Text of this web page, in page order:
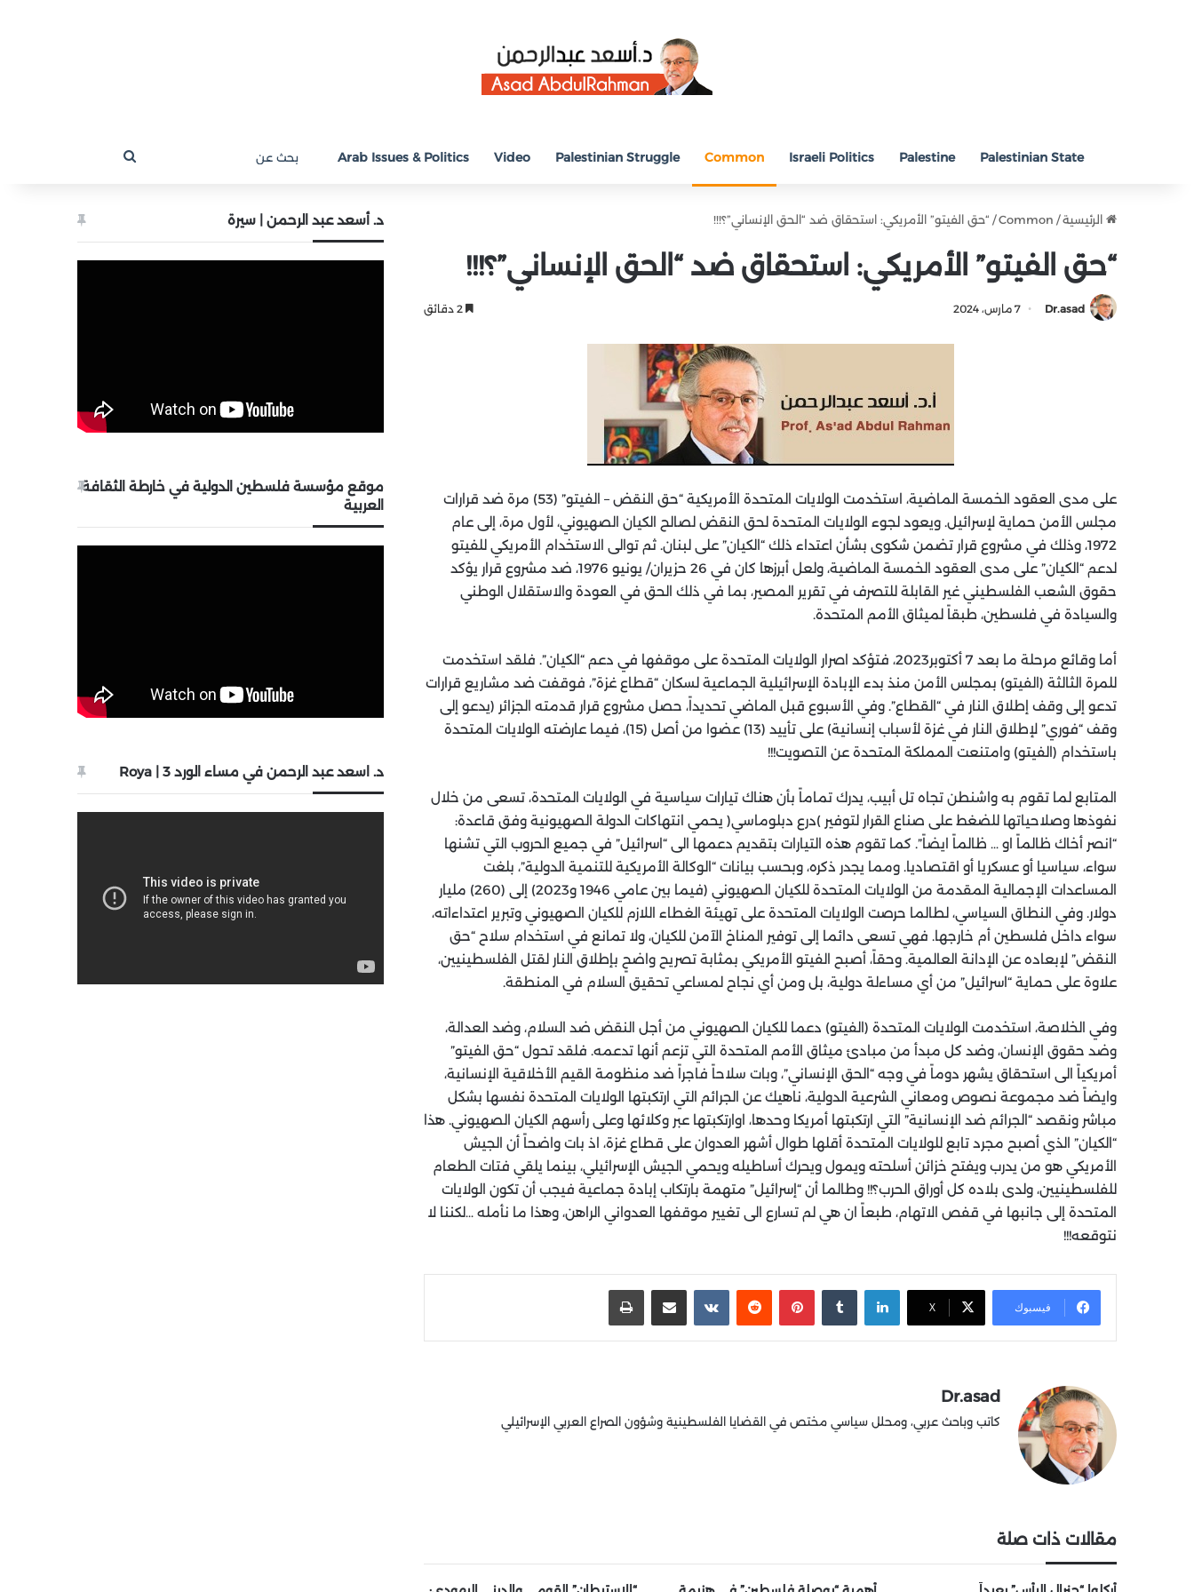
Palestinian State
Palestine
Israeli Politics
Common
Palestinian Struggle
Video
Arab Issues & Politics
الرئيسية/
Common
/ “حق الفيتو” الأمريكي: استحقاق ضد “الحق الإنساني”؟!!!
“حق الفيتو” الأمريكي: استحقاق ضد “الحق الإنساني”؟!!!
Dr.asad 7 مارس، 2024
على مدى العقود الخمسة الماضية، استخدمت الولايات المتحدة الأمريكية “حق النقض – الفيتو” (53) مرة ضد قرارات
مجلس الأمن حماية لإسرائيل. ويعود لجوء الولايات المتحدة لحق النقض لصالح الكيان الصهيوني، لأول مرة، إلى عام
1972، وذلك في مشروع قرار تضمن شكوى بشأن اعتداء ذلك “الكيان” على لبنان. ثم توالى الاستخدام الأمريكي للفيتو
لدعم “الكيان” على مدى العقود الخمسة الماضية، ولعل أبرزها كان في 26 حزيران/ يونيو 1976، ضد مشروع قرار يؤكد
حقوق الشعب الفلسطيني غير القابلة للتصرف في تقرير المصير، بما في ذلك الحق في العودة والاستقلال الوطني
والسيادة في فلسطين، طبقاً لميثاق الأمم المتحدة.
أما وقائع مرحلة ما بعد 7 أكتوبر2023، فتؤكد اصرار الولايات المتحدة على موقفها في دعم “الكيان”. فلقد استخدمت
للمرة الثالثة (الفيتو) بمجلس الأمن منذ بدء الإبادة الإسرائيلية الجماعية لسكان “قطاع غزة”، فوقفت ضد مشاريع قرارات
تدعو إلى وقف إطلاق النار في “القطاع”. وفي الأسبوع قبل الماضي تحديداً، حصل مشروع قرار قدمته الجزائر (يدعو إلى
وقف “فوري” لإطلاق النار في غزة لأسباب إنسانية) على تأييد (13) عضوا من أصل (15)، فيما عارضته الولايات المتحدة
باستخدام (الفيتو) وامتنعت المملكة المتحدة عن التصويت!!!
المتابع لما تقوم به واشنطن تجاه تل أبيب، يدرك تماماً بأن هناك تيارات سياسية في الولايات المتحدة، تسعى من خلال
نفوذها وصلاحياتها للضغط على صناع القرار لتوفير )درع دبلوماسي( يحمي انتهاكات الدولة الصهيونية وفق قاعدة:
“انصر أخاك ظالماً او … ظالماً ايضاً”. كما تقوم هذه التيارات بتقديم دعمها الى “اسرائيل” في جميع الحروب التي تشنها
سواء، سياسيا أو عسكريا أو اقتصاديا. ومما يجدر ذكره، وبحسب بيانات “الوكالة الأمريكية للتنمية الدولية”، بلغت
المساعدات الإجمالية المقدمة من الولايات المتحدة للكيان الصهيوني (فيما بين عامي 1946 و2023) إلى (260) مليار
دولار. وفي النطاق السياسي، لطالما حرصت الولايات المتحدة على تهيئة الغطاء اللازم للكيان الصهيوني وتبرير اعتداءاته،
سواء داخل فلسطين أم خارجها. فهي تسعى دائما إلى توفير المناخ الآمن للكيان، ولا تمانع في استخدام سلاح “حق
النقض” لإبعاده عن الإدانة العالمية. وحقاً، أصبح الفيتو الأمريكي بمثابة تصريح واضحٍ بإطلاق النار لقتل الفلسطينيين،
علاوة على حماية “اسرائيل” من أي مساءلة دولية، بل ومن أي نجاح لمساعي تحقيق السلام في المنطقة.
وفي الخلاصة، استخدمت الولايات المتحدة (الفيتو) دعما للكيان الصهيوني من أجل النقض ضد السلام، وضد العدالة،
وضد حقوق الإنسان، وضد كل مبدأ من مبادئ ميثاق الأمم المتحدة التي تزعم أنها تدعمه. فلقد تحول “حق الفيتو”
أمريكياً الى استحقاق يشهر دوماً في وجه “الحق الإنساني”، وبات سلاحاً فاجراً ضد منظومة القيم الأخلاقية الإنسانية،
وايضاً ضد مجموعة نصوص ومعاني الشرعية الدولية، ناهيك عن الجرائم التي ارتكبتها الولايات المتحدة نفسها بشكل
مباشر ونقصد “الجرائم ضد الإنسانية” التي ارتكبتها أمريكا وحدها، اوارتكبتها عبر وكلائها وعلى رأسهم الكيان الصهيوني. هذا
“الكيان” الذي أصبح مجرد تابع للولايات المتحدة أقلها طوال أشهر العدوان على قطاع غزة، اذ بات واضحاً أن الجيش
الأمريكي هو من يدرب ويفتح خزائن أسلحته ويمول ويحرك أساطيله ويحمي الجيش الإسرائيلي، بينما يلقي فتات الطعام
للفلسطينيين، ولدى بلاده كل أوراق الحرب؟!! وطالما أن “إسرائيل” متهمة بارتكاب إبادة جماعية فيجب أن تكون الولايات
المتحدة إلى جانبها في قفص الاتهام، طبعاً ان هي لم تسارع الى تغيير موقفها العدواني الراهن، وهذا ما نأمله …لكننا لا
نتوقعه!!!
فيسبوك X
لينكدإن بينتيريست
Dr.asad
كاتب وباحث عربي، ومحلل سياسي مختص في القضايا الفلسطينية وشؤون الصراع العربي الإسرائيلي
مقالات ذات صلة
د. أسعد عبد الرحمن | سيرة
موقع مؤسسة فلسطين الدولية في خارطة الثقافة
العربية
د. اسعد عبد الرحمن في مساء الورد 3 | Roya